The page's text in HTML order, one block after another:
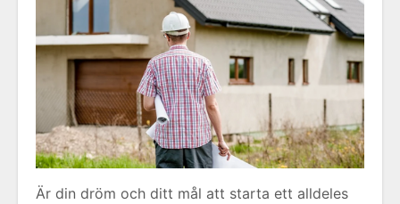
Är din dröm och ditt mål att starta ett alldeles